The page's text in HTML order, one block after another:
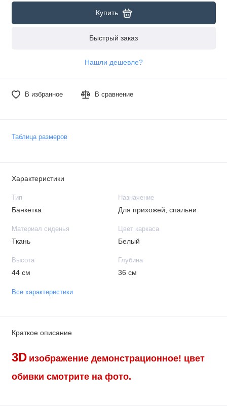
Купить
Быстрый заказ
Нашли дешевле?
В избранное В сравнение
Таблица размеров
Характеристики
Тип
Банкетка
Назначение
Для прихожей, спальни
Материал сиденья
Ткань
Цвет каркаса
Белый
Высота
44 см
Глубина
36 см
Все характеристики
Краткое описание
3D изображение демонстрационное! цвет
обивки смотрите на фото.